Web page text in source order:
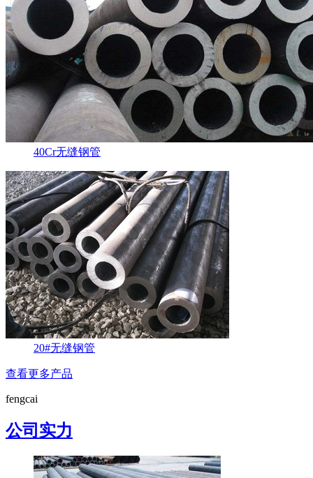
40Cr无缝钢管
20#无缝钢管
查看更多产品
fengcai
公司实力